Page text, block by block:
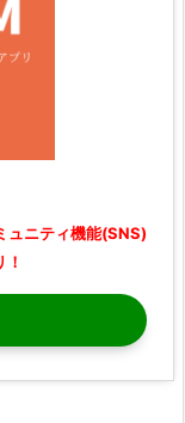
ュニティ機能(SNS)